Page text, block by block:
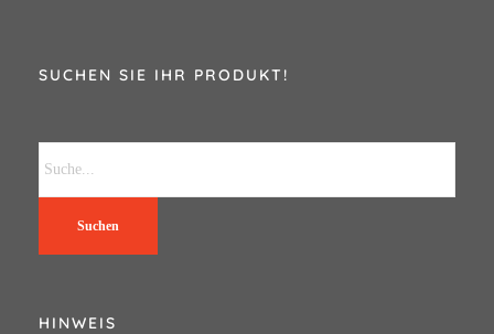
SUCHEN SIE IHR PRODUKT!
Suchen
HINWEIS